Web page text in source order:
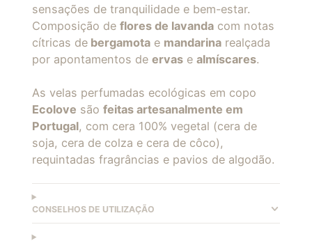
sensações de tranquilidade e bem-estar.
Composição de flores de lavandacom notas
cítricas debergamotae mandarinarealçada
por apontamentos de ervase almíscares.
As velas perfumadas ecológicas em copo
Ecolove são feitas artesanalmente em
Portugal, com cera 100% vegetal (cera de
soja, cera de colza e cera de côco),
requintadas fragrâncias e pavios de algodão.
CONSELHOS DE UTILIZAÇÃO